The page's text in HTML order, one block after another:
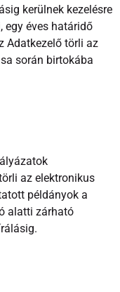
kerülnek kezelésre
egy éves határidő
Adatkezelő törli az
során birtokába
az elektronikus
példányok a
alatti zárható